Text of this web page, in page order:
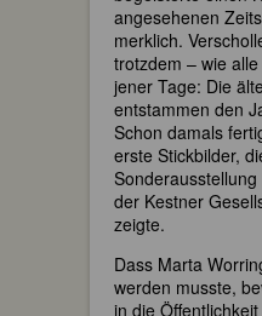
angesehenen
merklich.
trotzdem – wie
jener Tage: Die
entstammen den
Schon damals
erste Stickbilder,
der Kestner
zeigte.
Dass Marta
werden musste,
in die